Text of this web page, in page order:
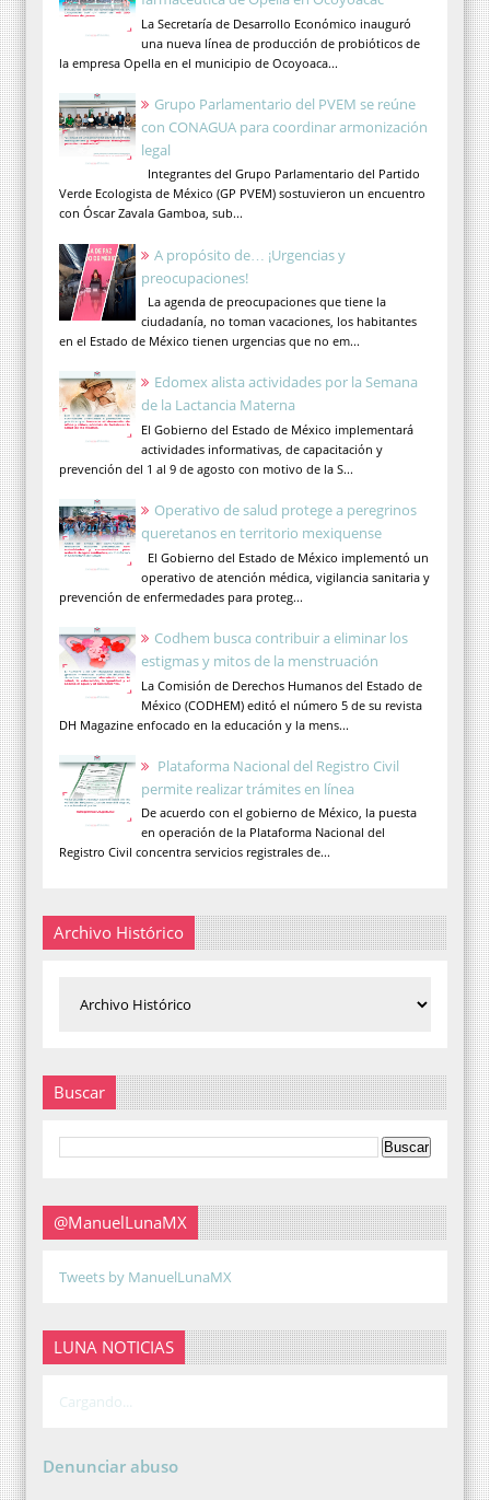
La Secretaría de Desarrollo Económico inauguró
una nueva línea de producción de probióticos de
la empresa Opella en el municipio de Ocoyoaca...
Grupo Parlamentario del PVEM se reúne
con CONAGUA para coordinar armonización
legal
Integrantes del Grupo Parlamentario del Partido
Verde Ecologista de México (GP PVEM) sostuvieron un encuentro
con Óscar Zavala Gamboa, sub...
A propósito de… ¡Urgencias y
preocupaciones!
La agenda de preocupaciones que tiene la
ciudadanía, no toman vacaciones, los habitantes
en el Estado de México tienen urgencias que no em...
Edomex alista actividades por la Semana
de la Lactancia Materna
El Gobierno del Estado de México implementará
actividades informativas, de capacitación y
prevención del 1 al 9 de agosto con motivo de la S...
Operativo de salud protege a peregrinos
queretanos en territorio mexiquense
El Gobierno del Estado de México implementó un
operativo de atención médica, vigilancia sanitaria y
prevención de enfermedades para proteg...
Codhem busca contribuir a eliminar los
estigmas y mitos de la menstruación
La Comisión de Derechos Humanos del Estado de
México (CODHEM) editó el número 5 de su revista
DH Magazine enfocado en la educación y la mens...
Plataforma Nacional del Registro Civil
permite realizar trámites en línea
De acuerdo con el gobierno de México, la puesta
en operación de la Plataforma Nacional del
Registro Civil concentra servicios registrales de...
Archivo Histórico
Buscar
@ManuelLunaMX
Tweets by ManuelLunaMX
LUNA NOTICIAS
Cargando...
Denunciar abuso